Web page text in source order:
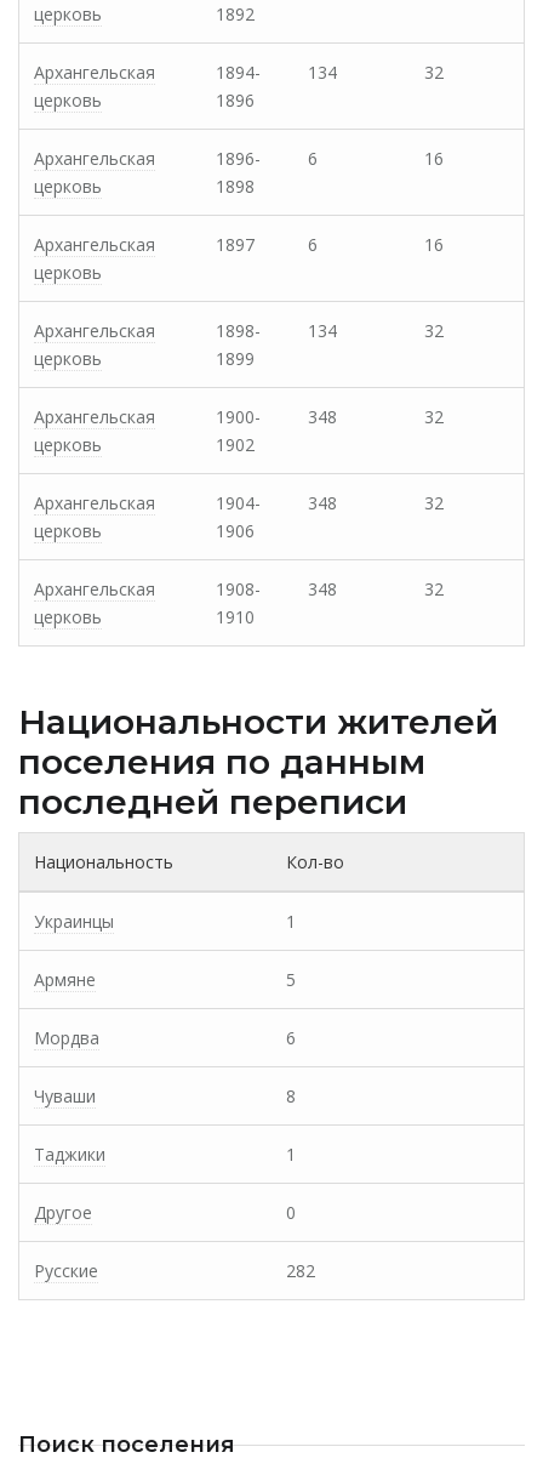
церковь
1892
Архангельская
церковь
1894-
1896
134 32
Архангельская
церковь
1896-
1898
6 16
Архангельская
церковь
1897 6 16
Архангельская
церковь
1898-
1899
134 32
Архангельская
церковь
1900-
1902
348 32
Архангельская
церковь
1904-
1906
348 32
Архангельская
церковь
1908-
1910
348 32
Национальности жителей
поселения по данным
последней переписи
Национальность Кол-во
Украинцы 1
Армяне 5
Мордва 6
Чуваши 8
Таджики 1
Другое 0
Русские 282
Поиск поселения